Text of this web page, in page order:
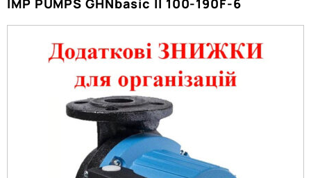
IMP PUMPS GHNbasic II 100-190F-6